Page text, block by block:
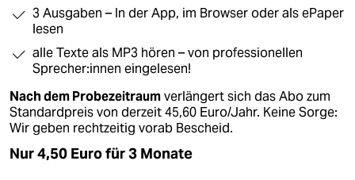
verlag
verlag
shop
fragen & hilfe
3 Ausgaben – In der App, im Browser oder als ePaper
lesen
alle Texte als MP3 hören – von professionellen
Sprecher:innen eingelesen!
Nach dem Probezeitraum verlängert sich das Abo zum
Standardpreis von derzeit 45,60 Euro/Jahr. Keine Sorge:
Wir geben rechtzeitig vorab Bescheid.
Nur 4,50 Euro für 3 Monate